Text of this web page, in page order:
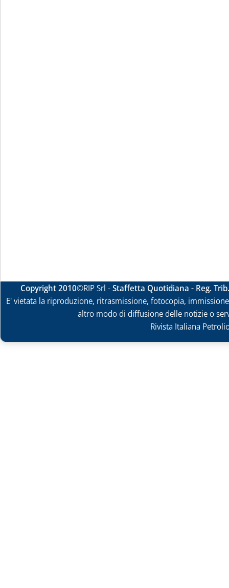
Copyright 2010©RIP Srl -Staffetta Quotidiana - Reg.
E' vietata la riproduzione, ritrasmissione, fotocopia,
altro modo di diffusione delle notizie o
Rivista Italiana